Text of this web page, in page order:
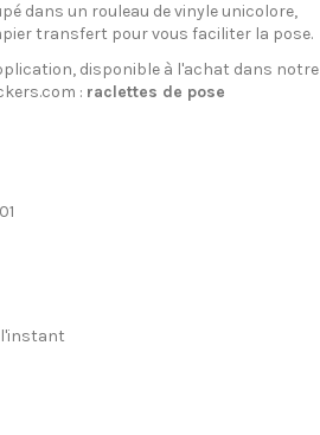
dans un rouleau de vinyle unicolore,
transfert pour vous faciliter la pose.
disponible à l'achat dans notre
: raclettes de pose
l'instant